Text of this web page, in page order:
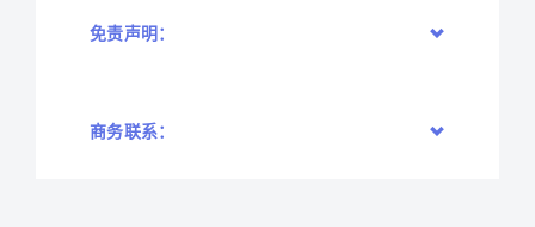
免责声明：
商务联系：